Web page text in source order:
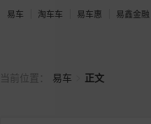
易车 淘车车 易车惠 易鑫金融
当前位置： 易车 正文